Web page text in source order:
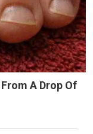
A Drop Of